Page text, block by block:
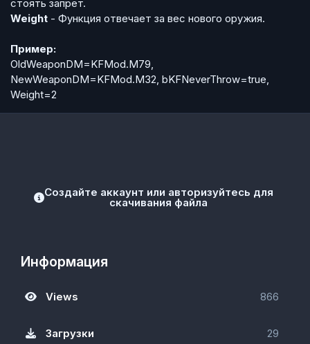
стоять запрет.
Weight - Функция отвечает за вес нового оружия.
Пример:
OldWeaponDM=KFMod.M79,
NewWeaponDM=KFMod.M32, bKFNeverThrow=true,
Weight=2
Создайте аккаунт или авторизуйтесь для
скачивания файла
Информация
Views 866
Загрузки 29